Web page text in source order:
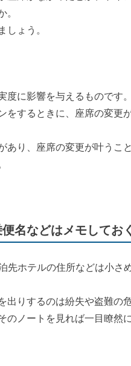
。
しょう。
に影響を与えるものです。
をするときに、座席の変更
り、座席の変更が叶うこ
名などはメモしておく
先ホテルの住所などは小さ
りするのは紛失や盗難の
のノートを見れば一目瞭然